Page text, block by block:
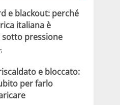
e blackout: perché
italiana è
pressione
e bloccato:
per farlo